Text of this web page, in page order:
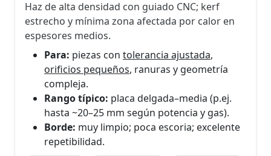
Haz de alta densidad con guiado CNC; kerf
estrecho y mínima zona afectada por calor en
espesores medios.
Para: piezas con tolerancia ajustada,
orificios pequeños, ranuras y geometría
compleja.
Rango típico: placa delgada–media (p.ej.
hasta ~20–25 mm según potencia y gas).
Borde: muy limpio; poca escoria; excelente
repetibilidad.